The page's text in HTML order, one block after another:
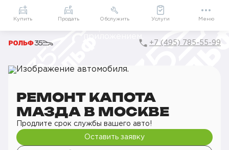
Приложение
Мой РОЛЬФ
Подарки внутри
+7 (495) 785-55-99
Главная
РОЛЬФ Сервис
Сервис Mazda
Кузовной ремонт
Ремонт деталей кузова
Ремонт капота
РЕМОНТ КАПОТА
МАЗДА В МОСКВЕ
Продлите срок службы вашего авто!
Оставить заявку
Купить Продать Обслужить Услуги Меню